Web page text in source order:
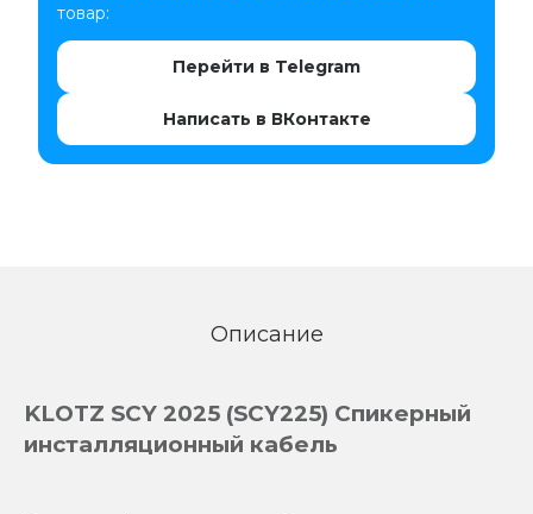
товар:
Перейти в Telegram
Написать в ВКонтакте
Описание
KLOTZ SCY 2025 (SCY225) Спикерный
инсталляционный кабель